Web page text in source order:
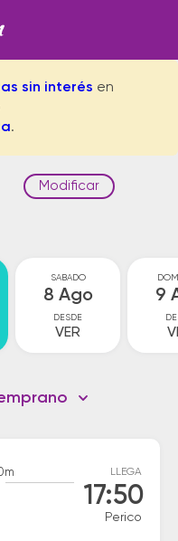
sin interés en
.
Modificar
SABADO
8 Ago
DESDE
VER
9
LLEGA
17:50
Perico